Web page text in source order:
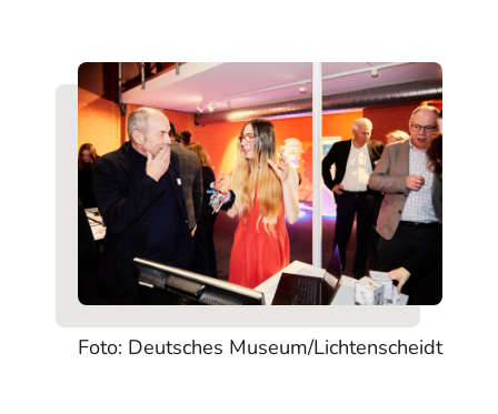
Foto: Deutsches Museum/Lichtenscheidt